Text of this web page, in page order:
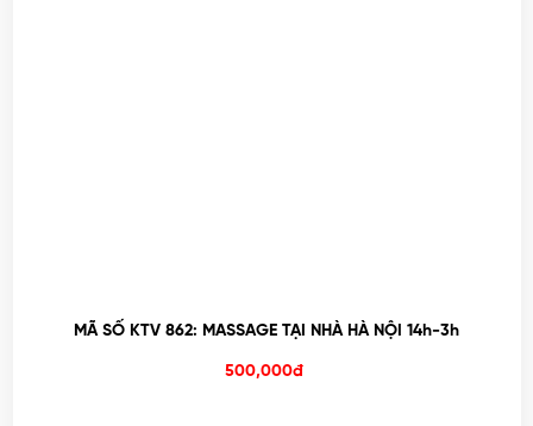
MÃ SỐ KTV 862: MASSAGE TẠI NHÀ HÀ NỘI 14h-3h
500,000đ